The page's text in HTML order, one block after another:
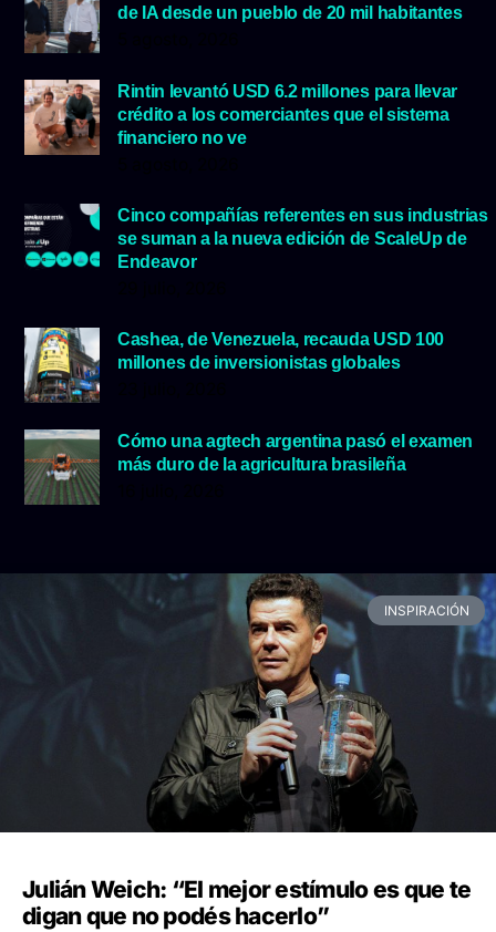
de IA desde un pueblo de 20 mil habitantes
Rintin levantó USD 6.2 millones para llevar
crédito a los comerciantes que el sistema
financiero no ve
Cinco compañías referentes en sus industrias
se suman a la nueva edición de ScaleUp de
Endeavor
Cashea, de Venezuela, recauda USD 100
millones de inversionistas globales
Cómo una agtech argentina pasó el examen
más duro de la agricultura brasileña
INSPIRACIÓN
Julián Weich: “El mejor estímulo es que te
digan que no podés hacerlo”